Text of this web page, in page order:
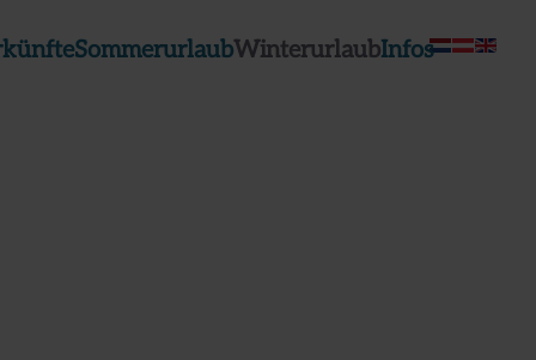
SommerurlaubWinterurlaubInfos